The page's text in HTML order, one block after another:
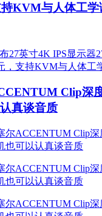
持KVM与人体工学
Clip深
真谈音质